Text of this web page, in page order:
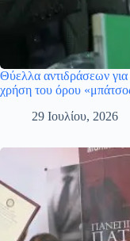
Θύελλα αντιδράσεων
χρήση του όρου
29 Ιουλίου, 2026